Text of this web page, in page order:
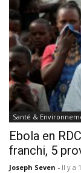
Santé &
Ebola en
franchi, 5
Joseph Seven - Il y a